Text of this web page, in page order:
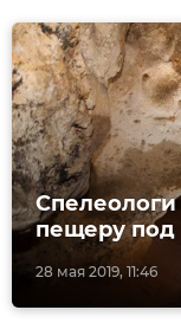
28 мая 2019, 11:46
Спелеологи
пещеру под